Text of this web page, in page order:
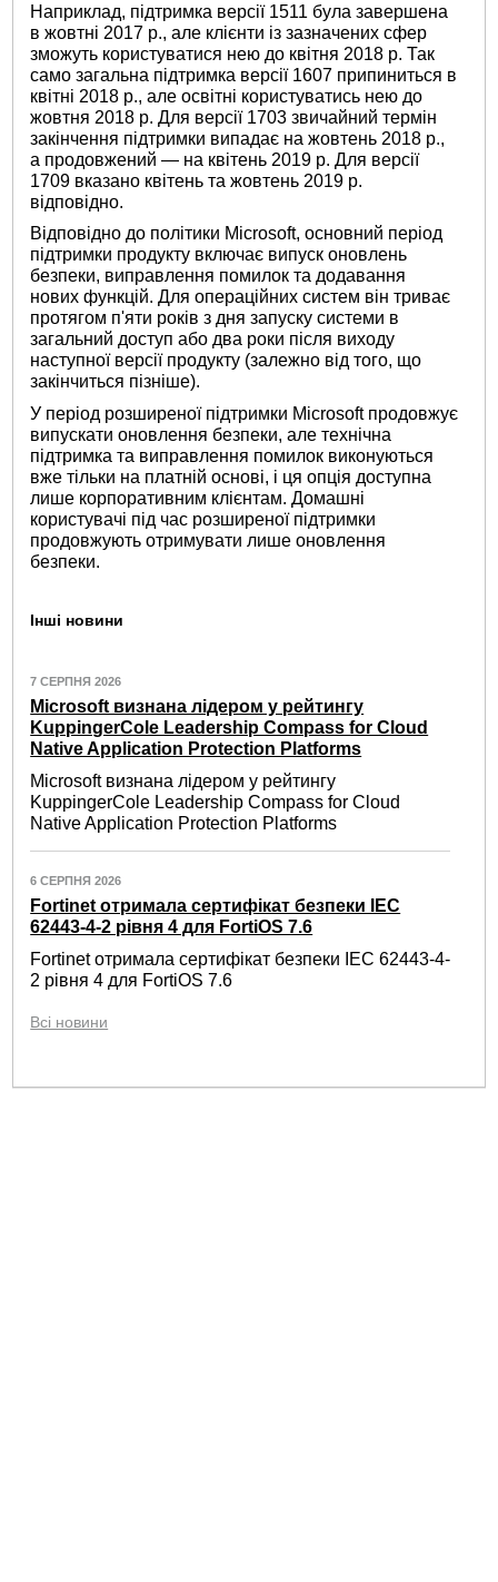
Наприклад, підтримка версії 1511 була завершена
в жовтні 2017 р., але клієнти із зазначених сфер
зможуть користуватися нею до квітня 2018 р. Так
само загальна підтримка версії 1607 припиниться в
квітні 2018 р., але освітні користуватись нею до
жовтня 2018 р. Для версії 1703 звичайний термін
закінчення підтримки випадає на жовтень 2018 р.,
а продовжений — на квітень 2019 р. Для версії
1709 вказано квітень та жовтень 2019 р.
відповідно.
Відповідно до політики Microsoft, основний період
підтримки продукту включає випуск оновлень
безпеки, виправлення помилок та додавання
нових функцій. Для операційних систем він триває
протягом п'яти років з дня запуску системи в
загальний доступ або два роки після виходу
наступної версії продукту (залежно від того, що
закінчиться пізніше).
У період розширеної підтримки Microsoft продовжує
випускати оновлення безпеки, але технічна
підтримка та виправлення помилок виконуються
вже тільки на платній основі, і ця опція доступна
лише корпоративним клієнтам. Домашні
користувачі під час розширеної підтримки
продовжують отримувати лише оновлення
безпеки.
Інші новини
7 СЕРПНЯ 2026
Microsoft визнана лідером у рейтингу
KuppingerCole Leadership Compass for Cloud
Native Application Protection Platforms
Microsoft визнана лідером у рейтингу
KuppingerCole Leadership Compass for Cloud
Native Application Protection Platforms
6 СЕРПНЯ 2026
Fortinet отримала сертифікат безпеки IEC
62443-4-2 рівня 4 для FortiOS 7.6
Fortinet отримала сертифікат безпеки IEC 62443-4-
2 рівня 4 для FortiOS 7.6
Всі новини